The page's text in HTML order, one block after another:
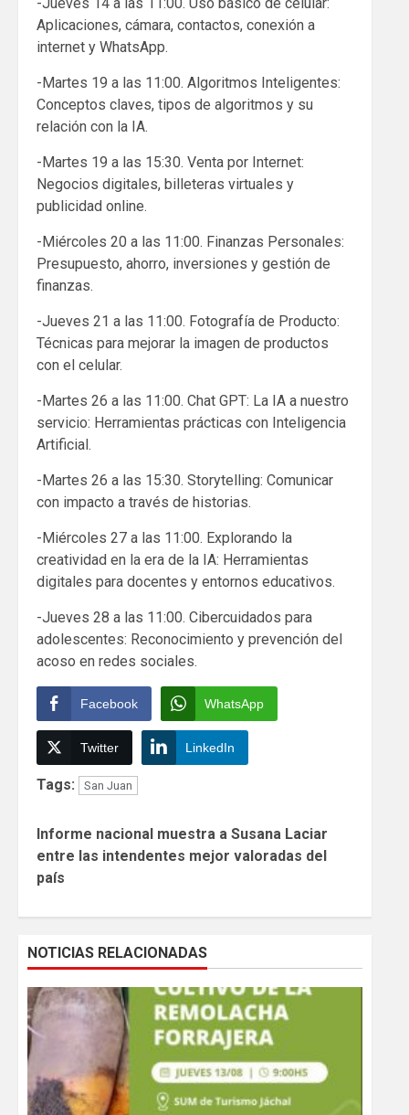
-Jueves 14 a las 11:00. Uso básico de celular:
Aplicaciones, cámara, contactos, conexión a
internet y WhatsApp.
-Martes 19 a las 11:00. Algoritmos Inteligentes:
Conceptos claves, tipos de algoritmos y su
relación con la IA.
-Martes 19 a las 15:30. Venta por Internet:
Negocios digitales, billeteras virtuales y
publicidad online.
-Miércoles 20 a las 11:00. Finanzas Personales:
Presupuesto, ahorro, inversiones y gestión de
finanzas.
-Jueves 21 a las 11:00. Fotografía de Producto:
Técnicas para mejorar la imagen de productos
con el celular.
-Martes 26 a las 11:00. Chat GPT: La IA a nuestro
servicio: Herramientas prácticas con Inteligencia
Artificial.
-Martes 26 a las 15:30. Storytelling: Comunicar
con impacto a través de historias.
-Miércoles 27 a las 11:00. Explorando la
creatividad en la era de la IA: Herramientas
digitales para docentes y entornos educativos.
-Jueves 28 a las 11:00. Cibercuidados para
adolescentes: Reconocimiento y prevención del
acoso en redes sociales.
Facebook WhatsApp
Twitter LinkedIn
Tags: San Juan
Reading
Informe nacional muestra a Susana Laciar
entre las intendentes mejor valoradas del
país
NOTICIAS RELACIONADAS